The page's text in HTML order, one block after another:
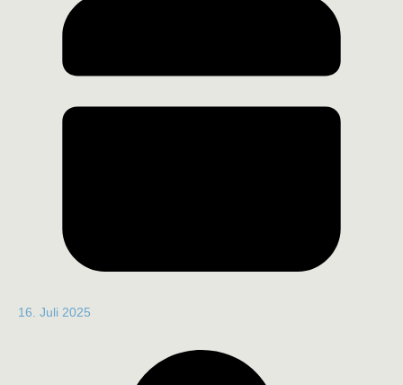
16. Juli 2025